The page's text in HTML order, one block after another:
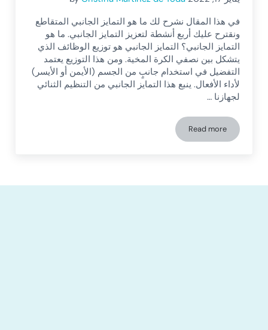
في هذا المقال نشرح لك ما هو التمايز الجانبي المتقاطع
ونقترح عليك أربع أنشطة لتعزيز التمايز الجانبي. ما هو
التمايز الجانبي؟ التمايز الجانبي هو توزيع الوظائف الذي
يتشكل بين نصفي الكرة المخية. ومن هذا التوزيع يعتمد
التفضيل في استخدام جانبٍ من الجسم (الأيمن أو الأيسر)
لأداء الأفعال. ينبع هذا التمايز الجانبي من التنظيم الثنائي
لجهازنا …
Read moreالتقاطع الجانبي وصعوبات التعلم: أنشطة للعمل على الجانبية